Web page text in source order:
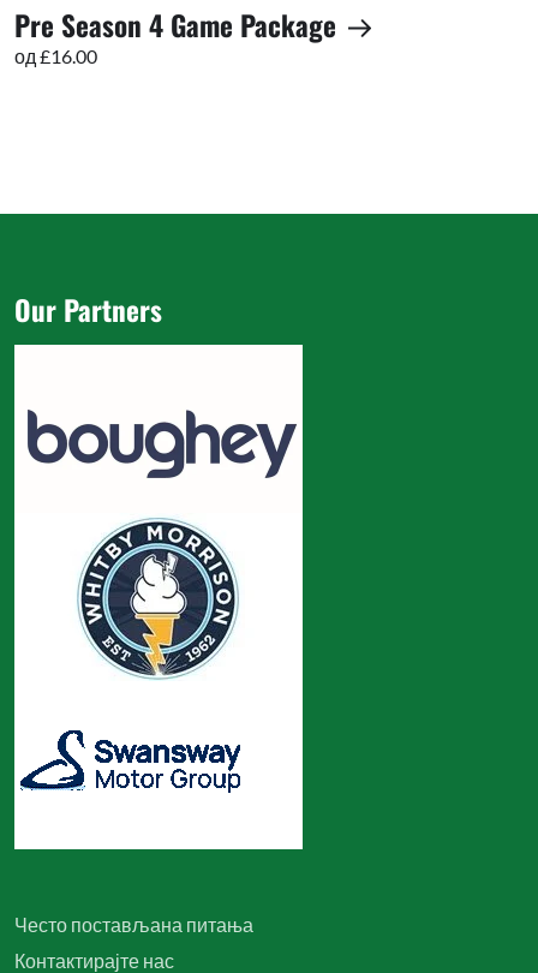
Pre Season 4 Game Package
од £16.00
Често постављана питања
Контактирајте нас
Our Partners